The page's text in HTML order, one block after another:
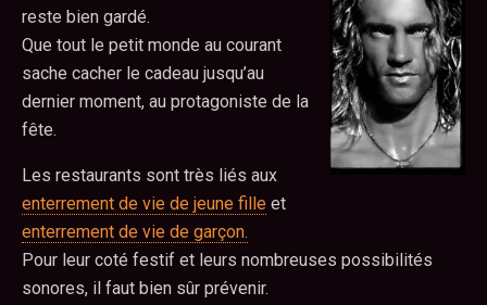
reste bien gardé.
Que tout le petit monde au courant
sache cacher le cadeau jusqu’au
dernier moment, au protagoniste de la
fête.
Les restaurants sont très liés aux
enterrement de vie de jeune fille et
enterrement de vie de garçon.
Pour leur coté festif et leurs nombreuses possibilités
sonores, il faut bien sûr prévenir.